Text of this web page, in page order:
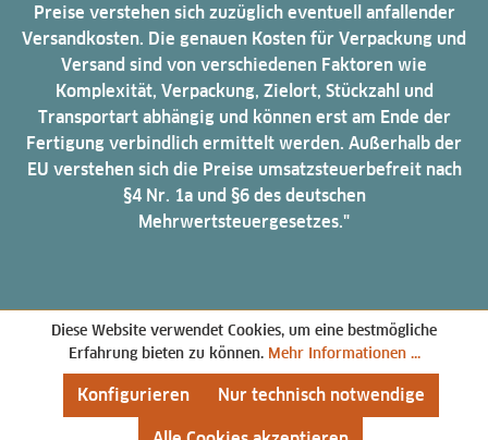
Preise verstehen sich zuzüglich eventuell anfallender
Versandkosten. Die genauen Kosten für Verpackung und
Versand sind von verschiedenen Faktoren wie
Komplexität, Verpackung, Zielort, Stückzahl und
Transportart abhängig und können erst am Ende der
Fertigung verbindlich ermittelt werden. Außerhalb der
EU verstehen sich die Preise umsatzsteuerbefreit nach
§4 Nr. 1a und §6 des deutschen
Mehrwertsteuergesetzes."
Diese Website verwendet Cookies, um eine bestmögliche
Erfahrung bieten zu können. Mehr Informationen ...
Nur technisch notwendige
Konfigurieren